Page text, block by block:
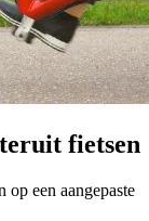
fietsen
een aangepaste